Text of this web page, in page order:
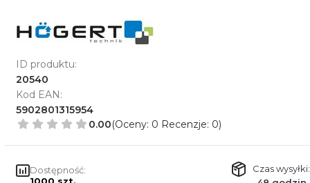
ID produktu:
20540
Kod EAN:
5902801315954
0.00(Oceny: 0 Recenzje: 0)
Dostępność:
1000 szt.
Czas wysyłki: